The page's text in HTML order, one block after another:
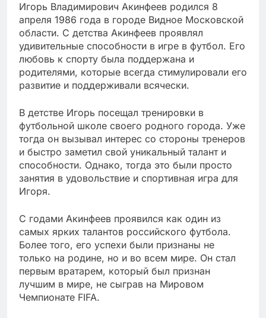
Игорь Владимирович Акинфеев родился 8
апреля 1986 года в городе Видное Московской
области. С детства Акинфеев проявлял
удивительные способности в игре в футбол. Его
любовь к спорту была поддержана и
родителями, которые всегда стимулировали его
развитие и поддерживали всячески.
В детстве Игорь посещал тренировки в
футбольной школе своего родного города. Уже
тогда он вызывал интерес со стороны тренеров
и быстро заметил свой уникальный талант и
способности. Однако, тогда это были просто
занятия в удовольствие и спортивная игра для
Игоря.
С годами Акинфеев проявился как один из
самых ярких талантов российского футбола.
Более того, его успехи были признаны не
только на родине, но и во всем мире. Он стал
первым вратарем, который был признан
лучшим в мире, не сыграв на Мировом
Чемпионате FIFA.